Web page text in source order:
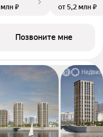
₽
от 5,2 млн ₽
Позвоните мне